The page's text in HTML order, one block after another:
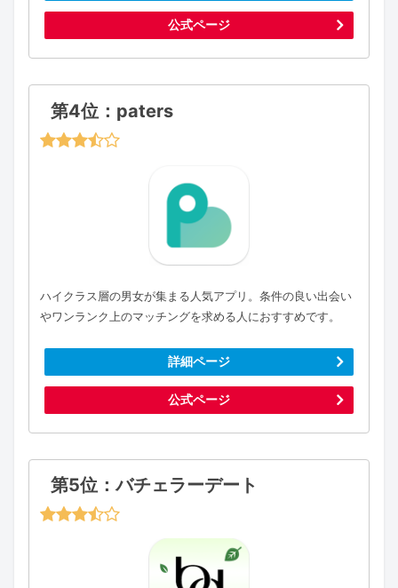
公式ページ
第4位：paters
ハイクラス層の男女が集まる人気アプリ。条件の良い出会い
やワンランク上のマッチングを求める人におすすめです。
詳細ページ
公式ページ
第5位：バチェラーデート